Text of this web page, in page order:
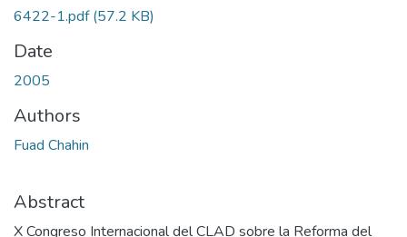
6422-1.pdf(57.2 KB)
Date
2005
Authors
Fuad Chahin
Abstract
X Congreso Internacional del CLAD sobre la Reforma del